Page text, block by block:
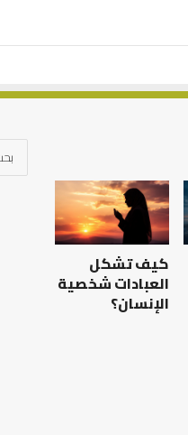
الرصيد
التربوي
والطفولة
المبكرة
..
كيف
كيف تشكل
العبادات شخصية
الإنسان؟